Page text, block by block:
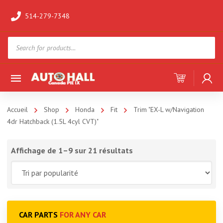
514-279-7348
search
Accueil Shop Honda Fit
Trim "EX-L w/Navigation
4dr Hatchback (1.5L 4cyl CVT)"
Affichage de 1–9 sur 21 résultats
CAR PARTS FOR ANY CAR